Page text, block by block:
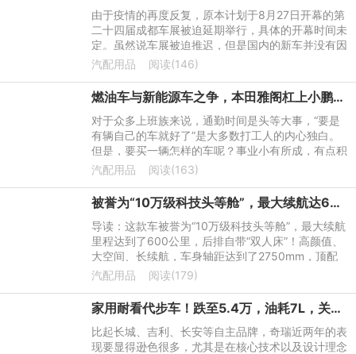
由于疫情的再度反复，原本计划于8月27日开幕的第
二十四届成都车展被迫延期举行，具体的开幕时间未
定。虽然说车展被迫推迟，但是国内的新车并没有因
为车展的推迟而推迟，依然按照约定的时间推出市
汽配用品 阅读(146)
燃油车与新能源车之争，本田雅阁杠上小鹏P5，谁是省钱小能手？
对于众多上班族来说，通勤时间是头等大事，“要是
有辆自己的车就好了”是大多数打工人的内心独白。
但是，要买一辆怎样的车呢？事业小有所成，有点积
蓄，二十万左右的家轿是最好的选择。在这个价位
汽配用品 阅读(163)
被誉为“10万级科技头等舱”，最大续航达600公里，后排自带“双人床”
导读：这款车被誉为“10万级科技头等舱”，最大续航
里程达到了600公里，后排自带“双人床”！高颜值、
大空间、长续航，车身轴距达到了2750mm，顶配
车型不足15万！下面就让我们一探究竟！
汽配用品 阅读(179)
家用耐看代步车！跌至5.4万，油耗7L，关键比帝豪还漂亮
比起长城、吉利、长安等自主品牌，奇瑞近两年的表
现要显得逊色很多，尤其是在核心技术以及设计理念